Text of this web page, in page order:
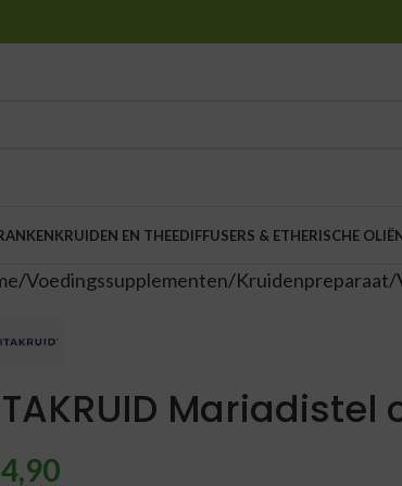
KRUIDEN EN THEEDIFFUSERS & ETHERISCHE
Voedingssupplementen Kruidenpreparaat